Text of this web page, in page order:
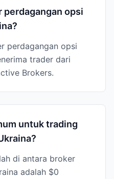
perdagangan opsi
perdagangan opsi
trader dari
Brokers.
untuk trading
di antara broker
adalah $0